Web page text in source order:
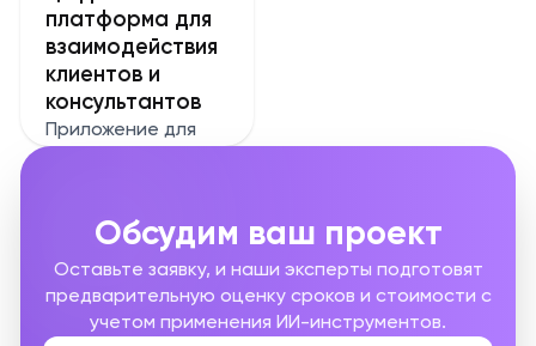
платформа для
взаимодействия
клиентов и
консультантов
Приложение для
Обсудим ваш проект
Оставьте заявку, и наши эксперты подготовят
предварительную оценку сроков и стоимости с
учетом применения ИИ-инструментов.